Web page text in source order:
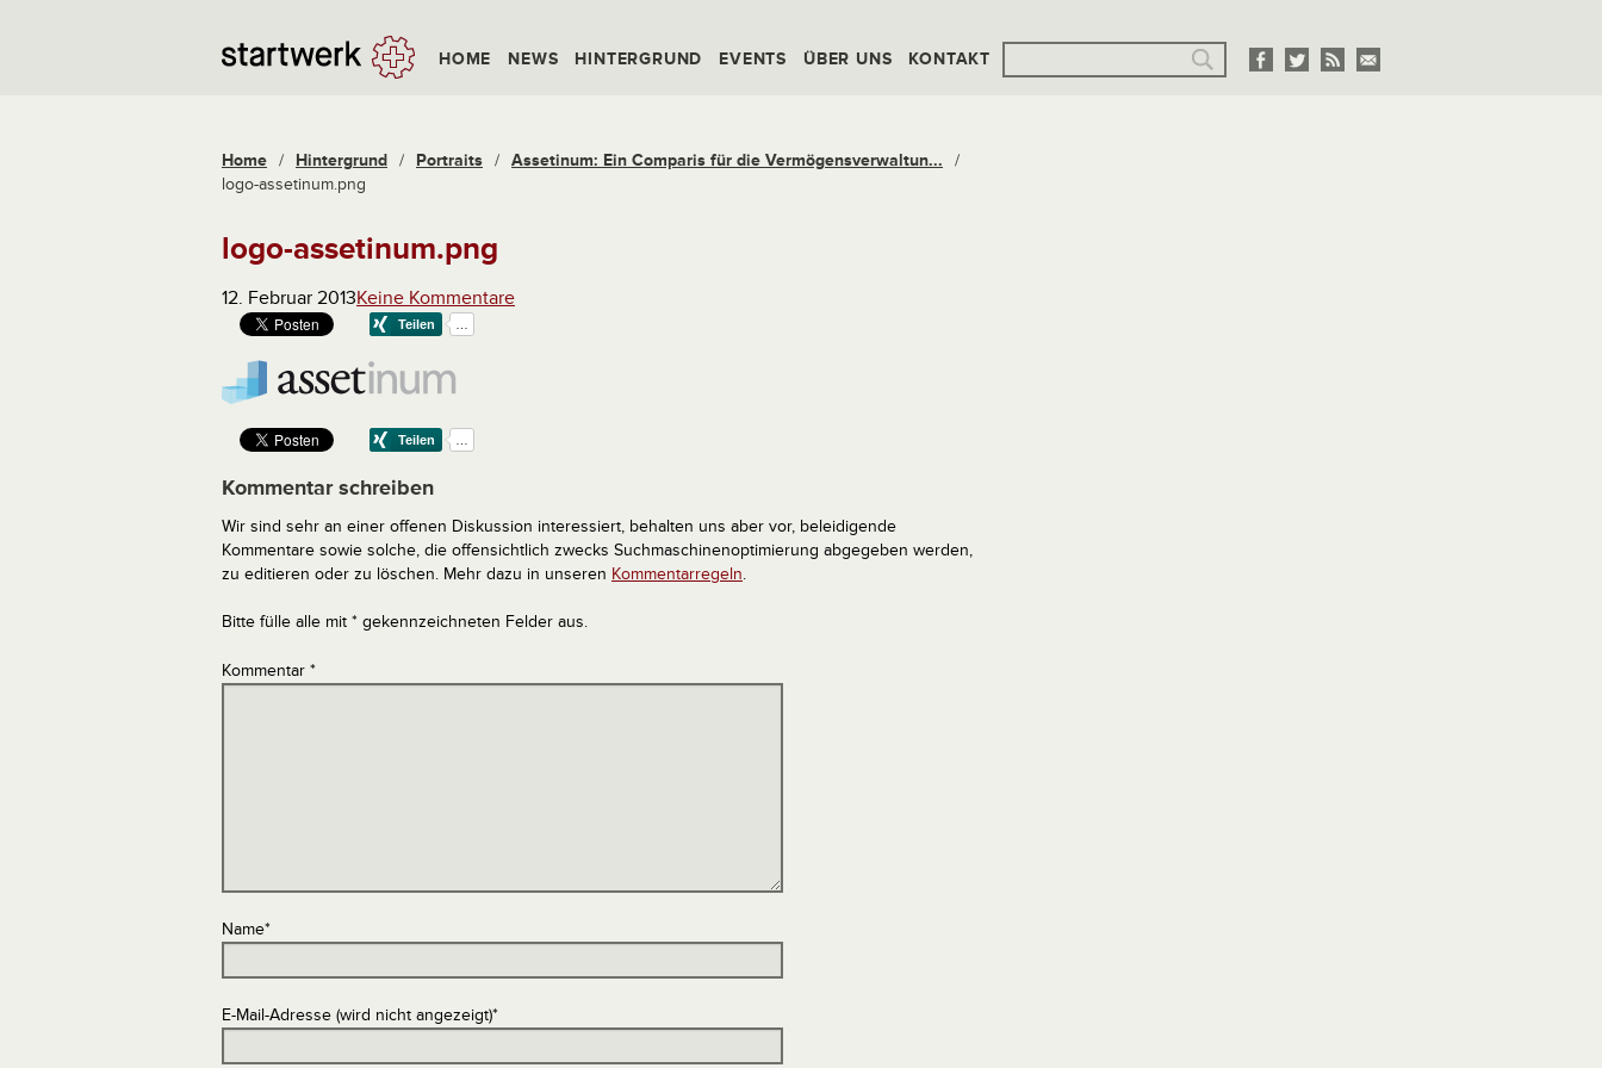
HOME NEWS HINTERGRUND EVENTS ÜBER UNS KONTAKT
Home / Hintergrund / Portraits / Assetinum: Ein Comparis für die Vermögensverwaltun...
/
logo-assetinum.png
logo-assetinum.png
12. Februar 2013Keine Kommentare
Kommentar schreiben
Wir sind sehr an einer offenen Diskussion interessiert, behalten uns aber vor, beleidigende
Kommentare sowie solche, die offensichtlich zwecks Suchmaschinenoptimierung abgegeben werden,
zu editieren oder zu löschen. Mehr dazu in unseren Kommentarregeln.
Bitte fülle alle mit * gekennzeichneten Felder aus.
Kommentar *
Name*
E-Mail-Adresse (wird nicht angezeigt)*